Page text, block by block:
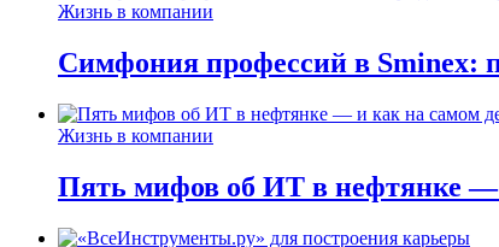
Жизнь в компании
Симфония профессий в Sminex:
Жизнь в компании
Пять мифов об ИТ в нефтянке —